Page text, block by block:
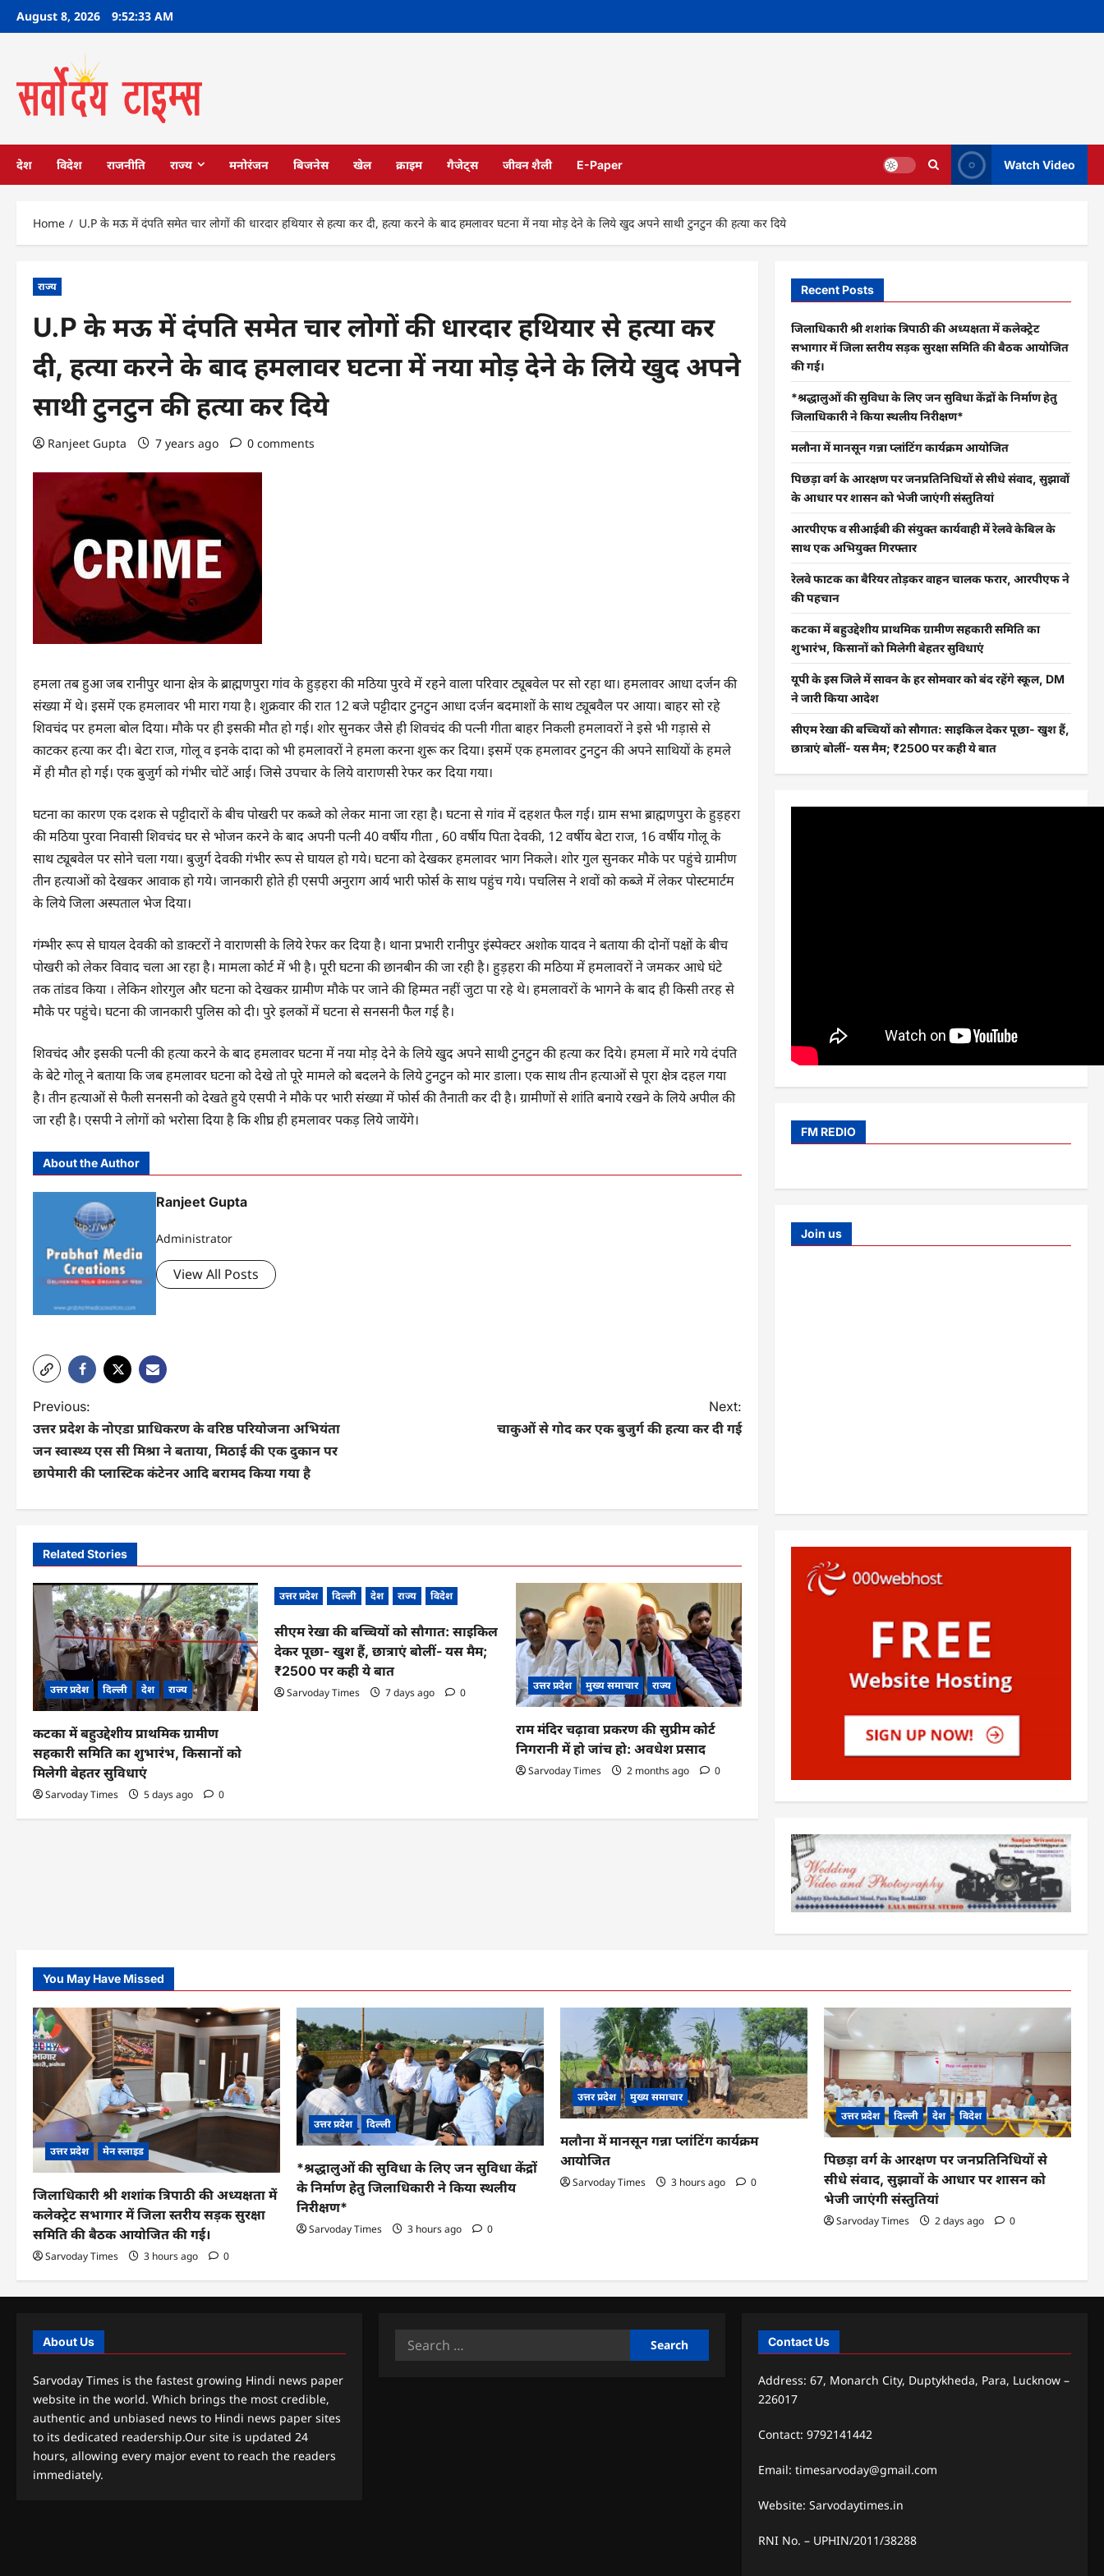
SkipAugust 8, 2026 9:52:34 AM
देश विदेश राजनीति राज्य मनोरंजन बिजनेस खेल क्राइम गैजेट्स जीवन शैली E-Paper Watch Video
Home U.P के मऊ में दंपति समेत चार लोगों की धारदार हथियार से हत्या कर दी, हत्या करने के बाद हमलावर घटना में नया मोड़ देने के लिये खुद अपने साथी टुनटुन की हत्या कर दिये
राज्य
U.P के मऊ में दंपति समेत चार लोगों की धारदार हथियार से हत्या कर
दी, हत्या करने के बाद हमलावर घटना में नया मोड़ देने के लिये खुद अपने
साथी टुनटुन की हत्या कर दिये
Ranjeet Gupta 7 years ago 0 comments
हमला तब हुआ जब रानीपुर थाना क्षेत्र के ब्राह्मणपुरा गांव के हुड़हरा की मठिया पुरवे में रहने वाला परिवार ट्यूबवेल पर सो रहा था। हमलावर आधा दर्जन की
संख्या में थे। इसमें एक हमलावर भी मारा गया है। शुक्रवार की रात 12 बजे पट्टीदार टुनटुन आधा दर्जन बदमाशों के साथ ट्यूबवैल पर आया। बाहर सो रहे
शिवचंद पर हमला बोल दिया। मौके पर ही इसकी मौत हो गई। शोर सुनकर जैसे ही शिवचंद की पत्नी गीता बाहर निकली हमलावरों ने इसे भी गड़ासे से
काटकर हत्या कर दी। बेटा राज, गोलू व इनके दादा को भी हमलावरों ने हमला करना शुरू कर दिया। इसमें एक हमलावर टुनटुन की अपने साथियों के हमले
में ही मौत हो गई। एक बुजुर्ग को गंभीर चोटें आई। जिसे उपचार के लिये वाराणसी रेफर कर दिया गया।
घटना का कारण एक दशक से पट्टीदारों के बीच पोखरी पर कब्जे को लेकर माना जा रहा है। घटना से गांव में दहशत फैल गई। ग्राम सभा ब्राह्मणपुरा के हुड़हरा
की मठिया पुरवा निवासी शिवचंद घर से भोजन करने के बाद अपनी पत्नी 40 वर्षीय गीता , 60 वर्षीय पिता देवकी, 12 वर्षीय बेटा राज, 16 वर्षीय गोलू के
साथ ट्यूबवेल पर सोने चला गया। बुजुर्ग देवकी गंभीर रूप से घायल हो गये। घटना को देखकर हमलावर भाग निकले। शोर गुल सुनकर मौके पर पहुंचे ग्रामीण
तीन हत्याओं को देखकर आवाक हो गये। जानकारी होते ही एसपी अनुराग आर्य भारी फोर्स के साथ पहुंच गये। पचलिस ने शवों को कब्जे में लेकर पोस्टमार्टम
के लिये जिला अस्पताल भेज दिया।
गंम्भीर रूप से घायल देवकी को डाक्टरों ने वाराणसी के लिये रेफर कर दिया है। थाना प्रभारी रानीपुर इंस्पेक्टर अशोक यादव ने बताया की दोनों पक्षों के बीच
पोखरी को लेकर विवाद चला आ रहा है। मामला कोर्ट में भी है। पूरी घटना की छानबीन की जा रही है। हुड़हरा की मठिया में हमलावरों ने जमकर आधे घंटे
तक तांडव किया । लेकिन शोरगुल और घटना को देखकर ग्रामीण मौके पर जाने की हिम्मत नहीं जुटा पा रहे थे। हमलावरों के भागने के बाद ही किसी तरह से
मौके पर पहुंचे। घटना की जानकारी पुलिस को दी। पुरे इलकों में घटना से सनसनी फैल गई है।
शिवचंद और इसकी पत्नी की हत्या करने के बाद हमलावर घटना में नया मोड़ देने के लिये खुद अपने साथी टुनटुन की हत्या कर दिये। हमला में मारे गये दंपति
के बेटे गोलू ने बताया कि जब हमलावर घटना को देखे तो पूरे मामले को बदलने के लिये टुनटुन को मार डाला। एक साथ तीन हत्याओं से पूरा क्षेत्र दहल गया
है। तीन हत्याओं से फैली सनसनी को देखते हुये एसपी ने मौके पर भारी संख्या में फोर्स की तैनाती कर दी है। ग्रामीणों से शांति बनाये रखने के लिये अपील की
जा रही है। एसपी ने लोगों को भरोसा दिया है कि शीघ्र ही हमलावर पकड़ लिये जायेंगे।
About the Author
Ranjeet Gupta
Administrator
View All Posts
P
o
s
v
i
g
a
t
i
o
n
Previous:
उत्तर प्रदेश के नोएडा प्राधिकरण के वरिष्ठ परियोजना अभियंता
जन स्वास्थ्य एस सी मिश्रा ने बताया, मिठाई की एक दुकान पर
छापेमारी की प्लास्टिक कंटेनर आदि बरामद किया गया है
Next:
चाकुओं से गोद कर एक बुजुर्ग की हत्या कर दी गई
Related Stories
उत्तर प्रदेश दिल्ली देश राज्य
कटका में बहुउद्देशीय प्राथमिक ग्रामीण
सहकारी समिति का शुभारंभ, किसानों को
मिलेगी बेहतर सुविधाएं
Sarvoday Times 5 days ago 0
उत्तर प्रदेश दिल्ली देश राज्य विदेश
सीएम रेखा की बच्चियों को सौगात: साइकिल
देकर पूछा- खुश हैं, छात्राएं बोलीं- यस मैम;
₹2500 पर कही ये बात
Sarvoday Times 7 days ago 0
उत्तर प्रदेश मुख्य समाचार राज्य
राम मंदिर चढ़ावा प्रकरण की सुप्रीम कोर्ट
निगरानी में हो जांच हो: अवधेश प्रसाद
Sarvoday Times 2 months ago 0
Recent Posts
जिलाधिकारी श्री शशांक त्रिपाठी की अध्यक्षता में कलेक्ट्रेट
सभागार में जिला स्तरीय सड़क सुरक्षा समिति की बैठक आयोजित
की गई।
*श्रद्धालुओं की सुविधा के लिए जन सुविधा केंद्रों के निर्माण हेतु
जिलाधिकारी ने किया स्थलीय निरीक्षण*
मलौना में मानसून गन्ना प्लांटिंग कार्यक्रम आयोजित
पिछड़ा वर्ग के आरक्षण पर जनप्रतिनिधियों से सीधे संवाद, सुझावों
के आधार पर शासन को भेजी जाएंगी संस्तुतियां
आरपीएफ व सीआईबी की संयुक्त कार्यवाही में रेलवे केबिल के
साथ एक अभियुक्त गिरफ्तार
रेलवे फाटक का बैरियर तोड़कर वाहन चालक फरार, आरपीएफ ने
की पहचान
कटका में बहुउद्देशीय प्राथमिक ग्रामीण सहकारी समिति का
शुभारंभ, किसानों को मिलेगी बेहतर सुविधाएं
यूपी के इस जिले में सावन के हर सोमवार को बंद रहेंगे स्कूल, DM
ने जारी किया आदेश
सीएम रेखा की बच्चियों को सौगात: साइकिल देकर पूछा- खुश हैं,
छात्राएं बोलीं- यस मैम; ₹2500 पर कही ये बात
FM REDIO
Join us
You May Have Missed
उत्तर प्रदेश मेन स्लाइड
जिलाधिकारी श्री शशांक त्रिपाठी की अध्यक्षता में
कलेक्ट्रेट सभागार में जिला स्तरीय सड़क सुरक्षा
समिति की बैठक आयोजित की गई।
Sarvoday Times 3 hours ago 0
उत्तर प्रदेश दिल्ली
*श्रद्धालुओं की सुविधा के लिए जन सुविधा केंद्रों
के निर्माण हेतु जिलाधिकारी ने किया स्थलीय
निरीक्षण*
Sarvoday Times 3 hours ago 0
उत्तर प्रदेश मुख्य समाचार
मलौना में मानसून गन्ना प्लांटिंग कार्यक्रम
आयोजित
Sarvoday Times 3 hours ago 0
उत्तर प्रदेश दिल्ली देश विदेश
पिछड़ा वर्ग के आरक्षण पर जनप्रतिनिधियों से
सीधे संवाद, सुझावों के आधार पर शासन को
भेजी जाएंगी संस्तुतियां
Sarvoday Times 2 days ago 0
About Us
Sarvoday Times is the fastest growing Hindi news paper
website in the world. Which brings the most credible,
authentic and unbiased news to Hindi news paper sites
to its dedicated readership.Our site is updated 24
hours, allowing every major event to reach the readers
immediately.
Search
Contact Us
Address: 67, Monarch City, Duptykheda, Para, Lucknow –
226017
Contact: 9792141442
Email: timesarvoday@gmail.com
Website: Sarvodaytimes.in
RNI No. – UPHIN/2011/38288